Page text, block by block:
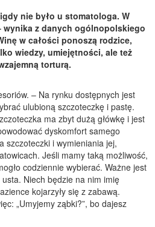
nie było u stomatologa. W
wynika z danych ogólnopolskiego
w całości ponoszą rodzice,
wiedzy, umiejętności, ale też
torturą.
– Na rynku dostępnych jest
ulubioną szczoteczkę i pastę.
ma zbyt dużą główkę i jest
dyskomfort samego
szczoteczki i wymieniania jej,
Jeśli mamy taką możliwość,
codziennie wybierać. Ważne jest
Niech będzie na nim imię
kojarzyły się z zabawą.
„Umyjemy ząbki?”, bo dajesz